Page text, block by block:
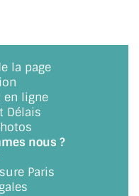
la page
en ligne
Délais
nous ?
Paris